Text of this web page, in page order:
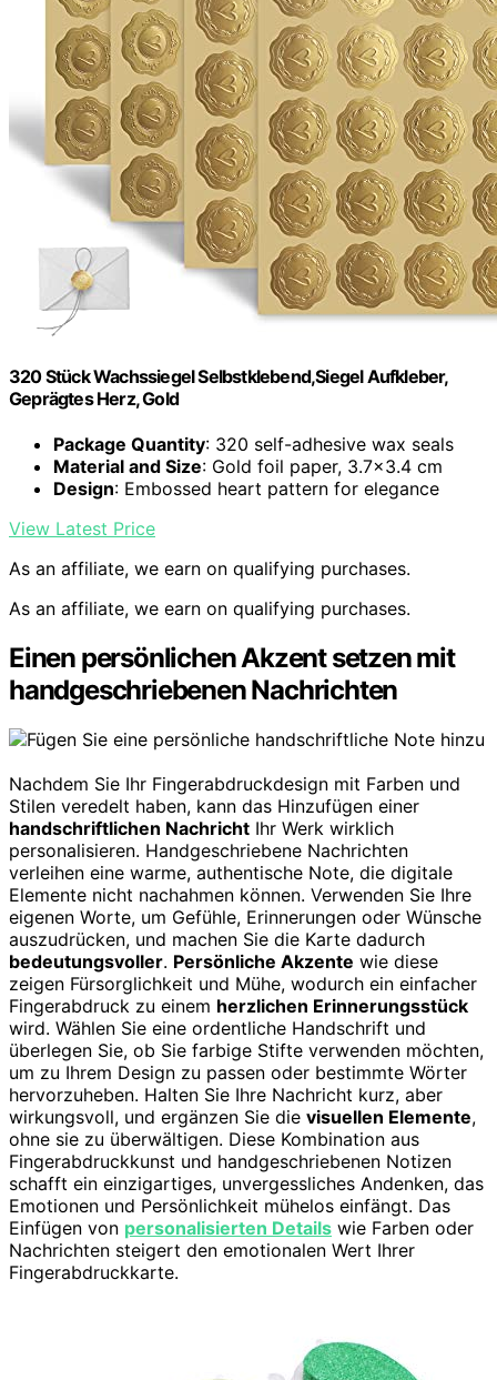
320 Stück Wachssiegel Selbstklebend,Siegel Aufkleber,
Geprägtes Herz, Gold
Package Quantity: 320 self-adhesive wax seals
Material and Size: Gold foil paper, 3.7×3.4 cm
Design: Embossed heart pattern for elegance
View Latest Price
As an affiliate, we earn on qualifying purchases.
As an affiliate, we earn on qualifying purchases.
Einen persönlichen Akzent setzen mit
handgeschriebenen Nachrichten
Nachdem Sie Ihr Fingerabdruckdesign mit Farben und
Stilen veredelt haben, kann das Hinzufügen einer
handschriftlichen Nachricht Ihr Werk wirklich
personalisieren. Handgeschriebene Nachrichten
verleihen eine warme, authentische Note, die digitale
Elemente nicht nachahmen können. Verwenden Sie Ihre
eigenen Worte, um Gefühle, Erinnerungen oder Wünsche
auszudrücken, und machen Sie die Karte dadurch
bedeutungsvoller. Persönliche Akzente wie diese
zeigen Fürsorglichkeit und Mühe, wodurch ein einfacher
Fingerabdruck zu einem herzlichen Erinnerungsstück
wird. Wählen Sie eine ordentliche Handschrift und
überlegen Sie, ob Sie farbige Stifte verwenden möchten,
um zu Ihrem Design zu passen oder bestimmte Wörter
hervorzuheben. Halten Sie Ihre Nachricht kurz, aber
wirkungsvoll, und ergänzen Sie die visuellen Elemente,
ohne sie zu überwältigen. Diese Kombination aus
Fingerabdruckkunst und handgeschriebenen Notizen
schafft ein einzigartiges, unvergessliches Andenken, das
Emotionen und Persönlichkeit mühelos einfängt. Das
Einfügen von personalisierten Details wie Farben oder
Nachrichten steigert den emotionalen Wert Ihrer
Fingerabdruckkarte.